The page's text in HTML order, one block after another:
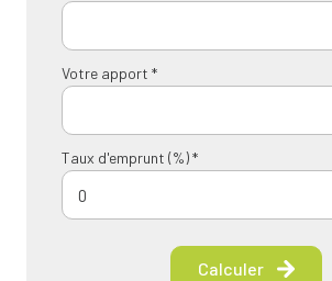
Votre apport *
Taux d'emprunt (%) *
Calculer